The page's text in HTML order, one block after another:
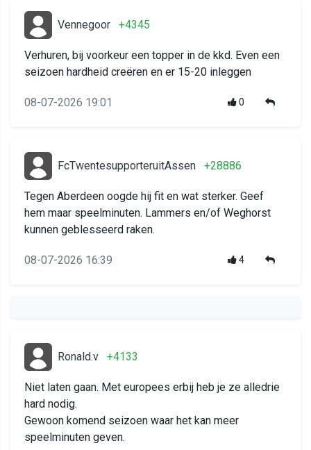
Vennegoor +4345
Verhuren, bij voorkeur een topper in de kkd. Even een
seizoen hardheid creëren en er 15-20 inleggen
08-07-2026 19:01 0
FcTwentesupporteruitAssen +28886
Tegen Aberdeen oogde hij fit en wat sterker. Geef
hem maar speelminuten. Lammers en/of Weghorst
kunnen geblesseerd raken.
08-07-2026 16:39 4
Ronald.v +4133
Niet laten gaan. Met europees erbij heb je ze alledrie
hard nodig.
Gewoon komend seizoen waar het kan meer
speelminuten geven.